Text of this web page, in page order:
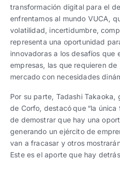
transformación digital para el
enfrentamos al mundo VUCA,
volatilidad, incertidumbre,
representa una oportunidad
innovadoras a los desafíos que
empresas, las que requieren
mercado con necesidades
Por su parte, Tadashi
de Corfo, destacóque “la
de demostrar que hay una
generando un ejército de
van a fracasar y otros
Este es el aporte que hay